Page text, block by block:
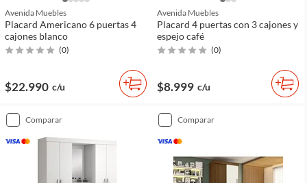
Avenida Muebles
Placard Americano 6 puertas 4
cajones blanco
(0)
$22.990 c/u
Avenida Muebles
Placard 4 puertas con 3 cajones y
espejo café
(0)
$8.999 c/u
comparar comparar